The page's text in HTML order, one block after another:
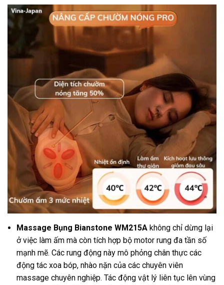
Massage Bụng Bianstone WM215A không chỉ dừng lại
ở việc làm ấm mà còn tích hợp bộ motor rung đa tần số
mạnh mẽ. Các rung động này mô phỏng chân thực các
động tác xoa bóp, nhào nặn của các chuyên viên
massage chuyên nghiệp. Tác động vật lý liên tục lên vùng